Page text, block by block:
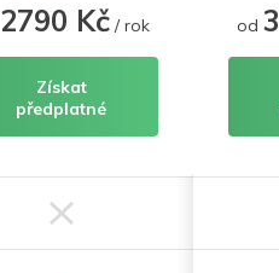
2790 Kč/ rok
Získat
předplatné
od